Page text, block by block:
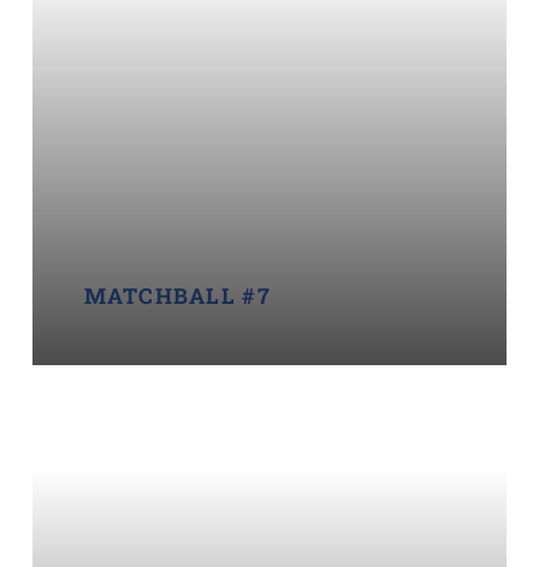
MATCHBALL #7